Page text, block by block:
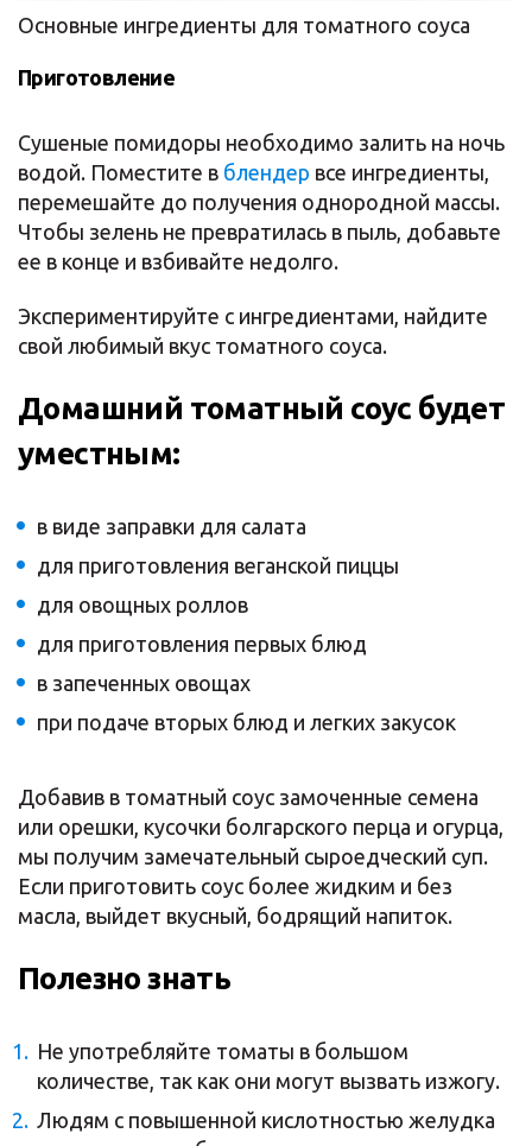
Основные ингредиенты для томатного соуса
Приготовление
Сушеные помидоры необходимо залить на ночь
водой. Поместите в блендер все ингредиенты,
перемешайте до получения однородной массы.
Чтобы зелень не превратилась в пыль, добавьте
ее в конце и взбивайте недолго.
Экспериментируйте с ингредиентами, найдите
свой любимый вкус томатного соуса.
Домашний томатный соус будет
уместным:
в виде заправки для салата
для приготовления веганской пиццы
для овощных роллов
для приготовления первых блюд
в запеченных овощах
при подаче вторых блюд и легких закусок
Добавив в томатный соус замоченные семена
или орешки, кусочки болгарского перца и огурца,
мы получим замечательный сыроедческий суп.
Если приготовить соус более жидким и без
масла, выйдет вкусный, бодрящий напиток.
Полезно знать
Не употребляйте томаты в большом
количестве, так как они могут вызвать изжогу.
Людям с повышенной кислотностью желудка